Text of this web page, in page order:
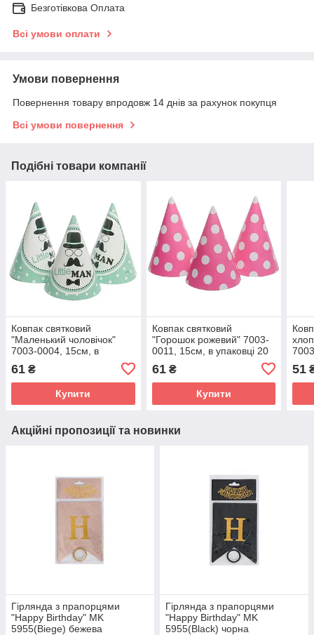
Безготівкова Оплата
Всі умови оплати
Умови повернення
Повернення товару впродовж 14 днів за рахунок покупця
Всі умови повернення
Подібні товари компанії
Ковпак святковий
"Маленький чоловічок"
7003-0004, 15см, в
61 ₴
Купити
Ковпак святковий
"Горошок рожевий" 7003-
0011, 15см, в упаковці 20
61₴
Купити
51
Акційні пропозиції та новинки
Гірлянда з прапорцями
"Happy Birthday" MK
5955(Biege) бежева
Гірлянда з прапорцями
"Happy Birthday" MK
5955(Black) чорна